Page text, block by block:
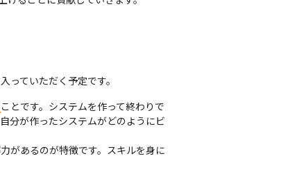
ていただく予定です。
ことです。システムを作って終わりで
分が作ったシステムがどのようにビ
があるのが特徴です。スキルを身に